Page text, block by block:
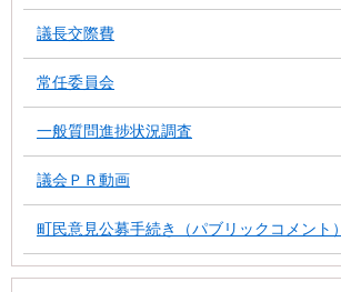
議長交際費
常任委員会
一般質問進捗状況調査
議会ＰＲ動画
町民意見公募手続き（パブリックコメント）